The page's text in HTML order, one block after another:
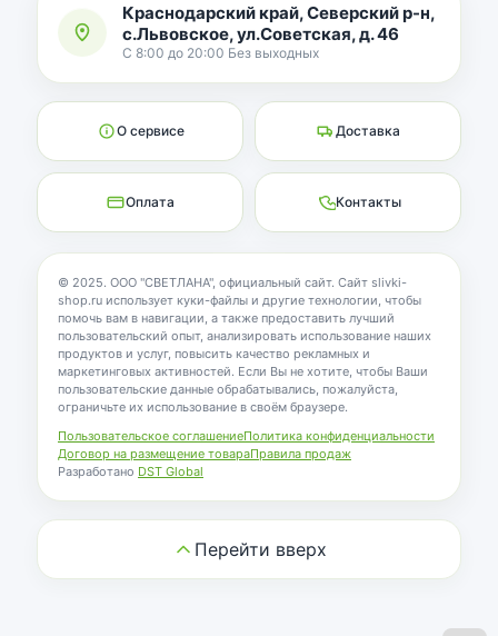
Краснодарский край, Северский р-н,
с.Львовское, ул.Советская, д. 46
С 8:00 до 20:00 Без выходных
О сервисе Доставка
Оплата Контакты
© 2025. ООО "СВЕТЛАНА", официальный сайт. Сайт slivki-
shop.ru использует куки-файлы и другие технологии, чтобы
помочь вам в навигации, а также предоставить лучший
пользовательский опыт, анализировать использование наших
продуктов и услуг, повысить качество рекламных и
маркетинговых активностей. Если Вы не хотите, чтобы Ваши
пользовательские данные обрабатывались, пожалуйста,
ограничьте их использование в своём браузере.
Пользовательское соглашениеПолитика конфиденциальности
Договор на размещение товараПравила продаж
Разработано DST Global
Перейти вверх